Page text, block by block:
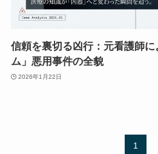
信頼を裏切る凶行：元看護師
ム」悪用事件の全貌
2026年1月22日
1